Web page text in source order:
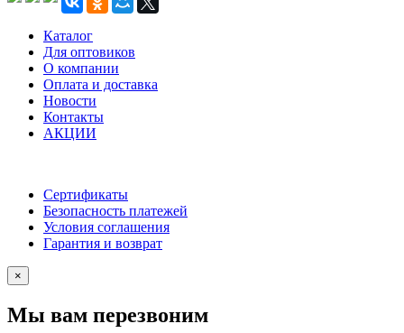
Каталог
Для оптовиков
О компании
Оплата и доставка
Новости
Контакты
АКЦИИ
Сертификаты
Безопасность платежей
Условия соглашения
Гарантия и возврат
×
Мы вам перезвоним